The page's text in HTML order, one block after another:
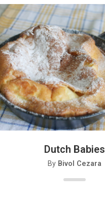
Dutch Babies
By Bivol Cezara